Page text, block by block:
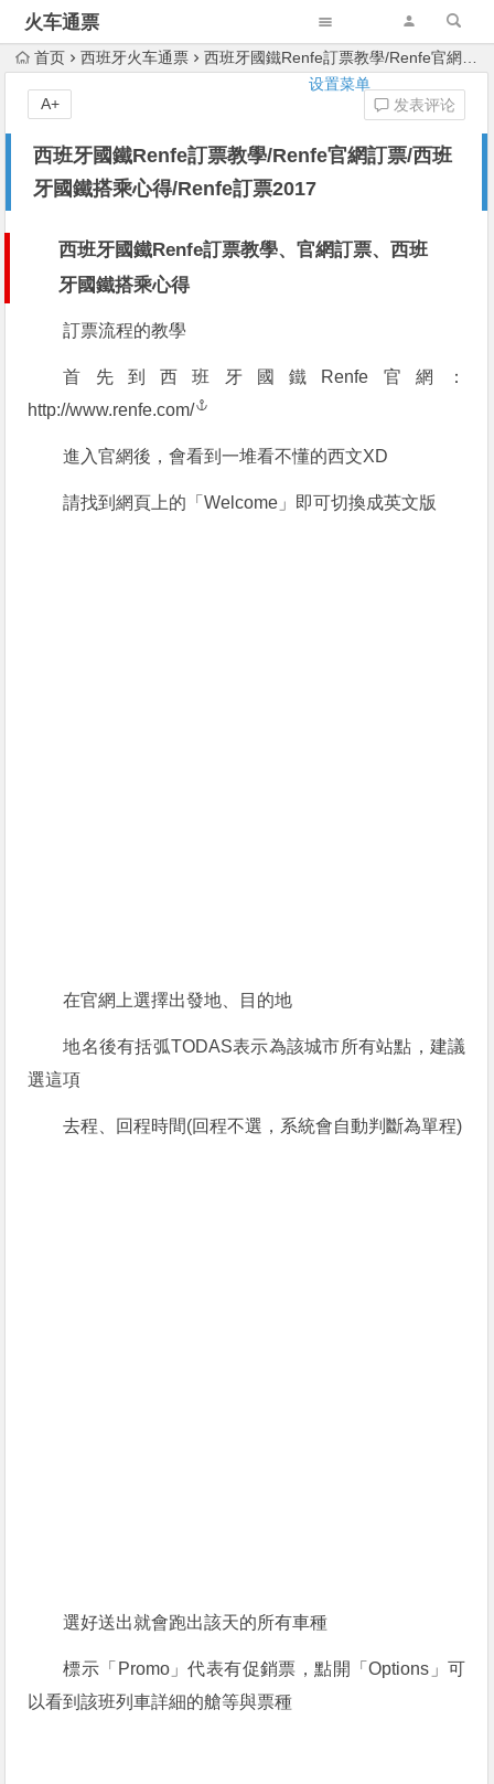
火车通票
设置菜单
首页 西班牙火车通票 西班牙國鐵Renfe訂票教學/Renfe官網訂票/西班牙國鐵搭乘心得/Renfe訂票2017
西班牙國鐵Renfe訂票教學/Renfe官網訂票/西班
牙國鐵搭乘心得/Renfe訂票2017
发表评论
A+
西班牙國鐵Renfe訂票教學、官網訂票、西班
牙國鐵搭乘心得
訂票流程的教學
首先到西班牙國鐵Renfe官網：
http://www.renfe.com/
進入官網後，會看到一堆看不懂的西文XD
請找到網頁上的「Welcome」即可切換成英文版
在官網上選擇出發地、目的地
地名後有括弧TODAS表示為該城市所有站點，建議
選這項
去程、回程時間(回程不選，系統會自動判斷為單程)
選好送出就會跑出該天的所有車種
標示「Promo」代表有促銷票，點開「Options」可
以看到該班列車詳細的艙等與票種